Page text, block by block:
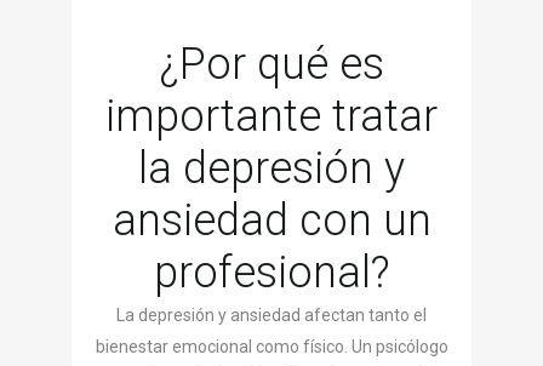
¿Por qué es
importante tratar
la depresión y
ansiedad con un
profesional?
La depresión y ansiedad afectan tanto el
bienestar emocional como físico. Un psicólogo